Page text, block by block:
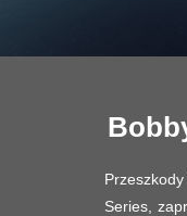
Series,